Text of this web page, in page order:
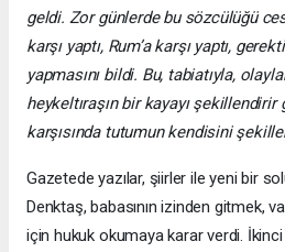
geldi. Zor günlerde bu sözcülüğü
karşı yaptı, Rum’a karşı yaptı,
yapmasını bildi. Bu, tabiatıyla,
heykeltıraşın bir kayayı şekillendirir
karşısında tutumun kendisini
Gazetede yazılar, şiirler ile yeni bir
Denktaş, babasının izinden gitmek,
için hukuk okumaya karar verdi. İkinci